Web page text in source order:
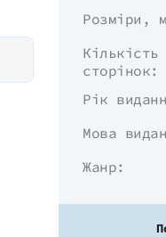
Розміри,
Кількість
сторінок:
Рік
Мова
Жанр: